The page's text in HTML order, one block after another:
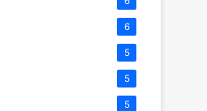
6
5
5
5